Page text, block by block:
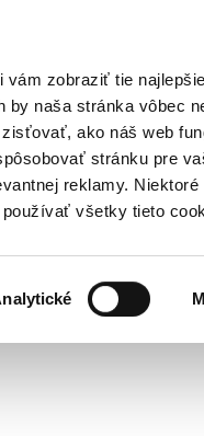
zobraziť tie
naša stránka vôbec
ako náš web
stránku pre
reklamy.
všetky tieto